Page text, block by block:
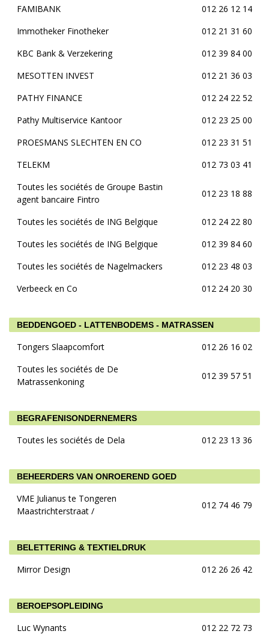
FAMIBANK
012 26 12 14
Immotheker Finotheker
012 21 31 60
KBC Bank & Verzekering
012 39 84 00
MESOTTEN INVEST
012 21 36 03
PATHY FINANCE
012 24 22 52
Pathy Multiservice Kantoor
012 23 25 00
PROESMANS SLECHTEN EN CO
012 23 31 51
TELEKM
012 73 03 41
Toutes les sociétés de Groupe Bastin
agent bancaire Fintro
012 23 18 88
Toutes les sociétés de ING Belgique
012 24 22 80
Toutes les sociétés de ING Belgique
012 39 84 60
Toutes les sociétés de Nagelmackers
012 23 48 03
Verbeeck en Co
012 24 20 30
BEDDENGOED - LATTENBODEMS - MATRASSEN
Tongers Slaapcomfort
012 26 16 02
Toutes les sociétés de De
Matrassenkoning
012 39 57 51
BEGRAFENISONDERNEMERS
Toutes les sociétés de Dela 012 23 13 36
BEHEERDERS VAN ONROEREND GOED
VME Julianus te Tongeren
Maastrichterstraat /
012 74 46 79
BELETTERING & TEXTIELDRUK
Mirror Design 012 26 26 42
BEROEPSOPLEIDING
Luc Wynants
012 22 72 73